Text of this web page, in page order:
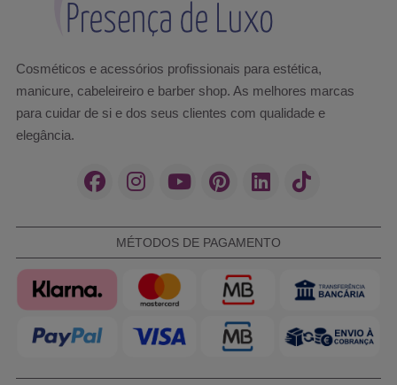
Cosméticos e acessórios profissionais para estética,
manicure, cabeleireiro e barber shop. As melhores marcas
para cuidar de si e dos seus clientes com qualidade e
elegância.
MÉTODOS DE PAGAMENTO